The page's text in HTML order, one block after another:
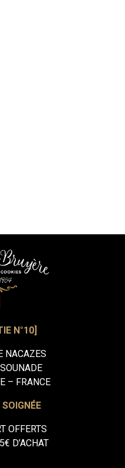
N°10]
NACAZES
– FRANCE
OFFERTS
D’ACHAT